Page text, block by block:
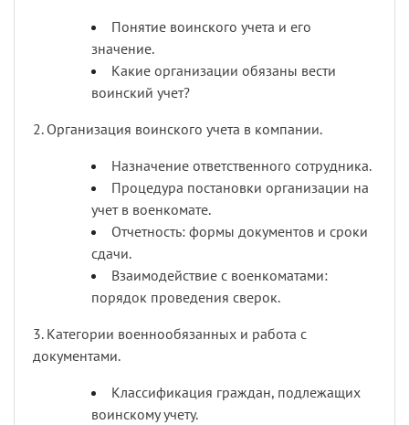
Понятие воинского учета и его
значение.
Какие организации обязаны вести
воинский учет?
2. Организация воинского учета в компании.
Назначение ответственного сотрудника.
Процедура постановки организации на
учет в военкомате.
Отчетность: формы документов и сроки
сдачи.
Взаимодействие с военкоматами:
порядок проведения сверок.
3. Категории военнообязанных и работа с
документами.
Классификация граждан, подлежащих
воинскому учету.